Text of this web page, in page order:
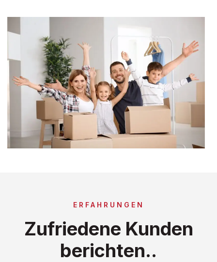
ERFAHRUNGEN
Zufriedene Kunden
berichten..